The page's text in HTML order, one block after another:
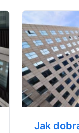
Jak